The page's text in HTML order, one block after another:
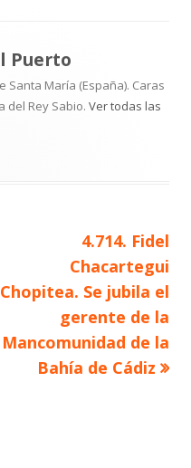
Puerto
Santa María (España). Caras
del Rey Sabio. Ver todas las
Artículo
siguiente
4.714. Fidel
Chacartegui
Chopitea. Se jubila el
gerente de la
Mancomunidad de la
Bahía de Cádiz